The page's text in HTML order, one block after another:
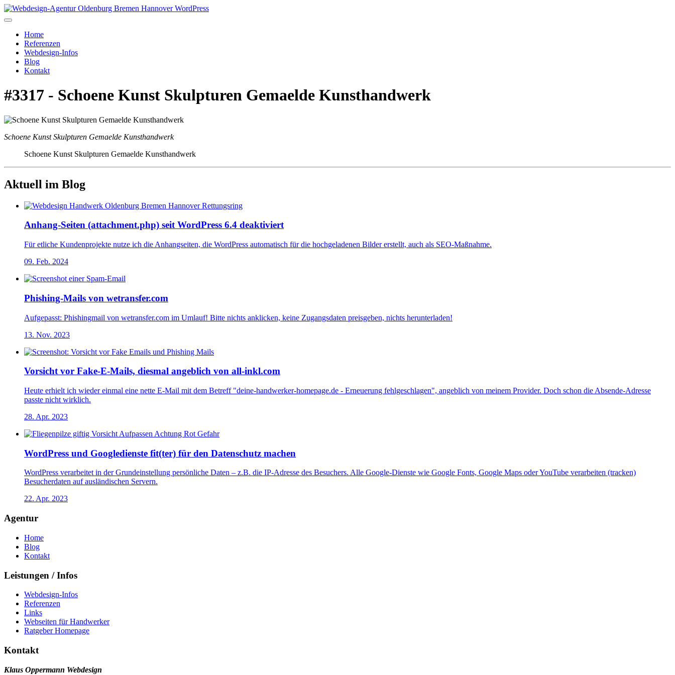
Home
Referenzen
Webdesign-Infos
Blog
Kontakt
#3317 - Schoene Kunst Skulpturen Gemaelde Kunsthandwerk
Schoene Kunst Skulpturen Gemaelde Kunsthandwerk
Schoene Kunst Skulpturen Gemaelde Kunsthandwerk
Aktuell im Blog
Anhang-Seiten (attachment.php) seit WordPress 6.4 deaktiviert
Für etliche Kundenprojekte nutze ich die Anhangseiten, die WordPress automatisch für die hochgeladenen Bilder erstellt, auch als SEO-Maßnahme.
09. Feb. 2024
Phishing-Mails von wetransfer.com
Aufgepasst: Phishingmail von wetransfer.com im Umlauf! Bitte nichts anklicken, keine Zugangsdaten preisgeben, nichts herunterladen!
13. Nov. 2023
Vorsicht vor Fake-E-Mails, diesmal angeblich von all-inkl.com
Heute erhielt ich wieder einmal eine nette E-Mail mit dem Betreff "deine-handwerker-homepage.de - Erneuerung fehlgeschlagen", angeblich von meinem Provider. Doch schon die Absende-Adresse
passte nicht wirklich.
28. Apr. 2023
WordPress und Googledienste fit(ter) für den Datenschutz machen
WordPress verarbeitet in der Grundeinstellung persönliche Daten – z.B. die IP-Adresse des Besuchers. Alle Google-Dienste wie Google Fonts, Google Maps oder YouTube verarbeiten (tracken)
Besucherdaten auf ausländischen Servern.
22. Apr. 2023
Agentur
Home
Blog
Kontakt
Leistungen / Infos
Webdesign-Infos
Referenzen
Links
Webseiten für Handwerker
Ratgeber Homepage
Kontakt
Klaus Oppermann Webdesign